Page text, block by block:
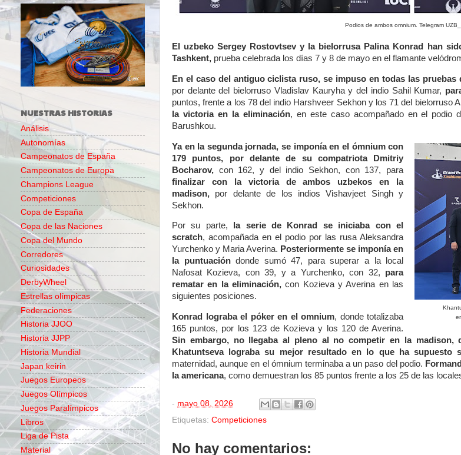
Podios de ambos omnium. Telegram
El uzbeko Sergey Rostovtsev y la bielorrusa Palina Konrad han
Tashkent, prueba celebrada los días 7 y 8 de mayo en el flamante
En el caso del antiguo ciclista ruso, se impuso en todas las pruebas
por delante del bielorruso Vladislav Kauryha y del indio Sahil Kumar,
puntos, frente a los 78 del indio Harshveer Sekhon y los 71 del bielorruso
la victoria en la eliminación, en este caso acompañado en el podio
Barushkou.
Ya en la segunda jornada, se imponía en el ómnium con
179 puntos, por delante de su compatriota Dmitriy
Bocharov, con 162, y del indio Sekhon, con 137, para
finalizar con la victoria de ambos uzbekos en la
madison, por delante de los indios Vishavjeet Singh y
Sekhon.
Por su parte,
la serie de Konrad se iniciaba con el
scratch, acompañada en el podio por las rusa Aleksandra
Yurchenko y Maria Averina. Posteriormente se imponía en
la puntuacióndonde sumó 47, para superar a la local
Nafosat Kozieva, con 39, y a Yurchenko, con 32, para
rematar en la eliminación, con Kozieva y Averina en las
siguientes posiciones.
Konrad lograba el póker en el omnium, donde totalizaba
165 puntos, por los 123 de Kozieva y los 120 de Averina.
Sin embargo, no llegaba al pleno al no competir en la madison,
Khatuntseva lograba su mejor resultado en lo que ha supuesto
maternidad, aunque en el ómnium terminaba a un paso del podio.
la americana, como demuestran los 85 puntos frente a los 25 de las
- mayo 08, 2026
Etiquetas: Competiciones
No hay comentarios:
NUESTRAS HISTORIAS
Análisis
Autonomías
Campeonatos de España
Campeonatos de Europa
Champions League
Competiciones
Copa de España
Copa de las Naciones
Copa del Mundo
Corredores
Curiosidades
DerbyWheel
Estrellas olímpicas
Federaciones
Historia JJOO
Historia JJPP
Historia Mundial
Japan keirin
Juegos Europeos
Juegos Olímpicos
Juegos Paralímpicos
Libros
Liga de Pista
Material